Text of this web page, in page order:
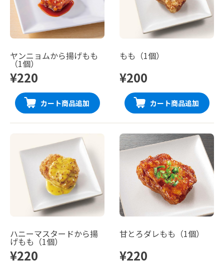
ヤンニョムから揚げもも
（1個）
¥220
カート商品追加
もも（1個）
¥200
カート商品追加
ハニーマスタードから揚
げもも（1個）
¥220
甘とろダレもも（1個）
¥220